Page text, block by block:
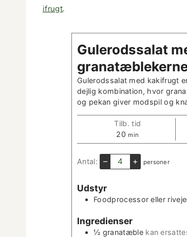
ifrugt.
Gulerodssalat
Gulerodssalat med kak­ifrugt
dejlig kom­bi­na­tion, hvor
og pekan giv­er mod­spil og
Tilb. tid
20m
i
n
­
e
r
min
Antal: – + per­son­er
Udstyr
Food­proces­sor eller
Ingre­di­enser
½ granatæble kan